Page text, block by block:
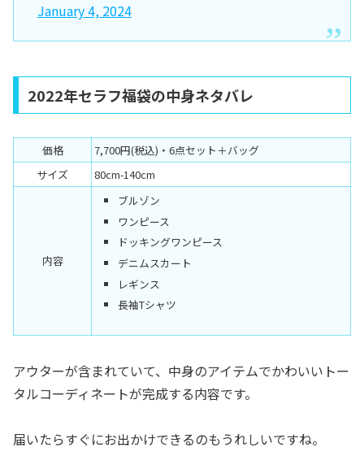
January 4, 2024
2022年セラフ福袋の中身ネタバレ
価格
7,700円(税込)・6点セット＋バッグ
サイズ
80cm-140cm
内容
ブルゾン
ワンピース
ドッキングワンピース
デニムスカート
レギンス
長袖Tシャツ
アウターが含まれていて、中身のアイテムでかわいいトー
タルコーディネートが完成する内容です。
届いたらすぐにお出かけできるのもうれしいですね。